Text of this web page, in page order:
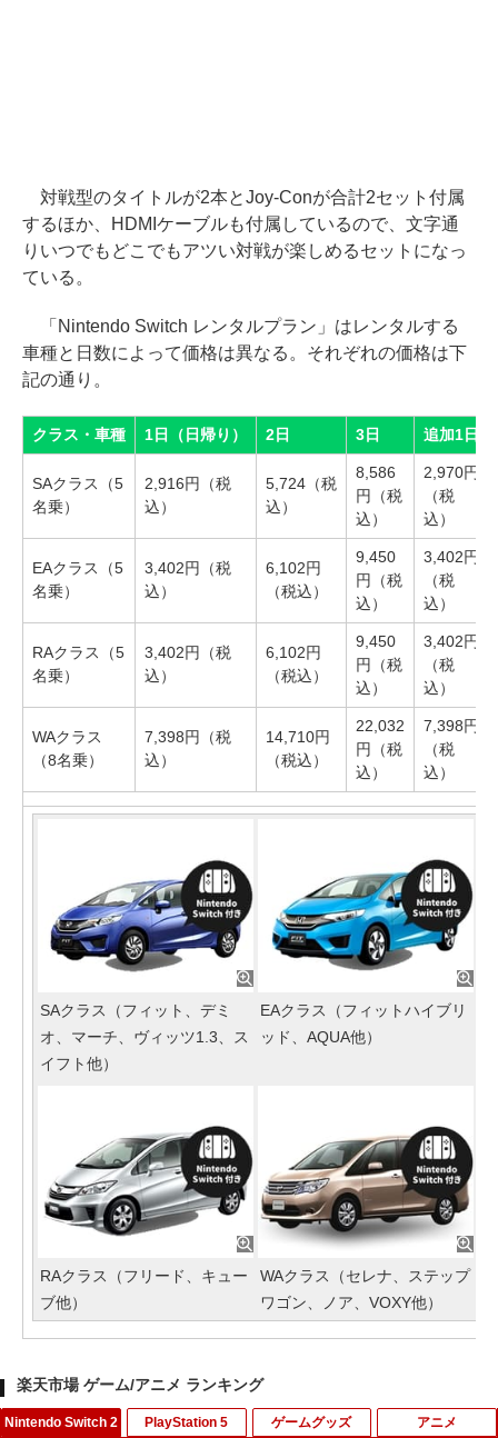
対戦型のタイトルが2本とJoy-Conが合計2セット付属
するほか、HDMIケーブルも付属しているので、文字通
りいつでもどこでもアツい対戦が楽しめるセットになっ
ている。
「Nintendo Switch レンタルプラン」はレンタルする
車種と日数によって価格は異なる。それぞれの価格は下
記の通り。
クラス・車種 1日（日帰り） 2日 3日 追加1日
SAクラス（5
名乗）
2,916円（税
込）
5,724（税
込）
8,586
円（税
込）
2,970円
（税
込）
EAクラス（5
名乗）
3,402円（税
込）
6,102円
（税込）
9,450
円（税
込）
3,402円
（税
込）
RAクラス（5
名乗）
3,402円（税
込）
6,102円
（税込）
9,450
円（税
込）
3,402円
（税
込）
WAクラス
（8名乗）
7,398円（税
込）
14,710円
（税込）
22,032
円（税
込）
7,398円
（税
込）
SAクラス（フィット、デミ
オ、マーチ、ヴィッツ1.3、ス
イフト他）
EAクラス（フィットハイブリ
ッド、AQUA他）
RAクラス（フリード、キュー
ブ他）
WAクラス（セレナ、ステップ
ワゴン、ノア、VOXY他）
楽天市場 ゲーム/アニメ ランキング
Nintendo Switch 2 PlayStation 5 ゲームグッズ アニメ